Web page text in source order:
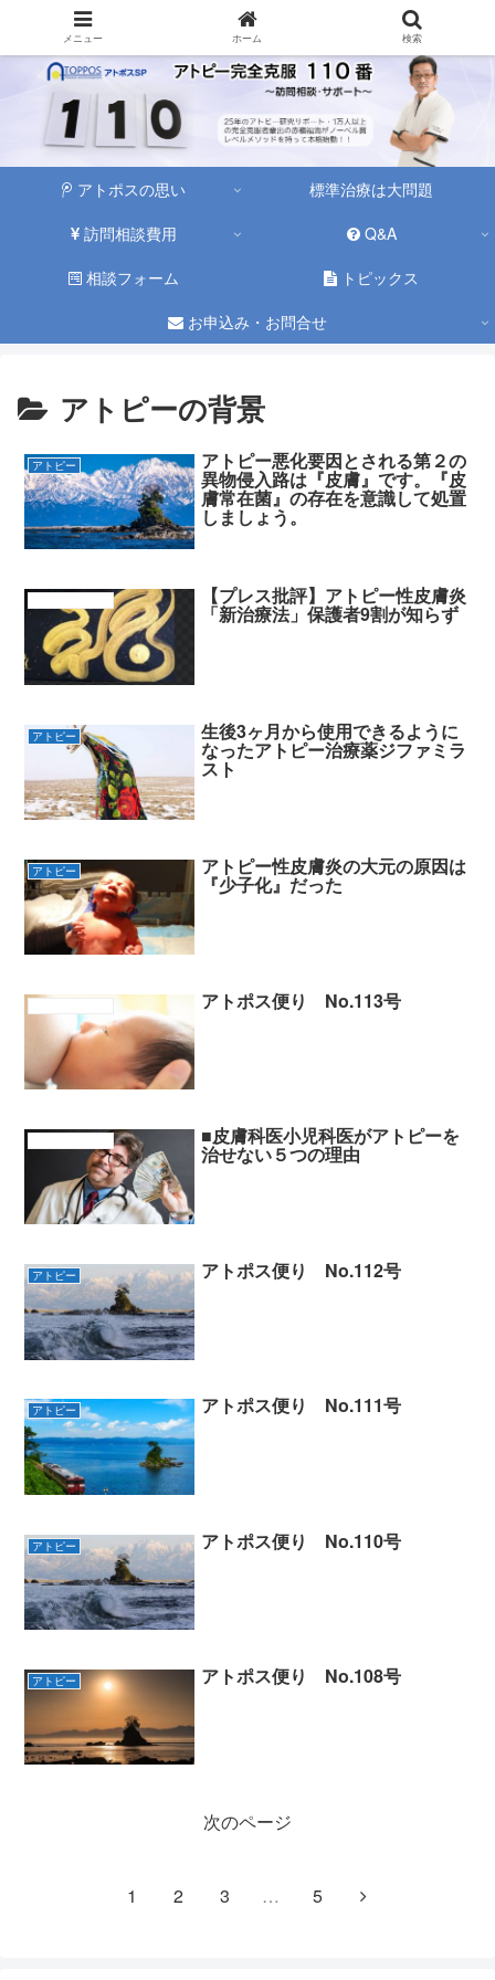
アトポスの思い
標準治療は大問題
訪問相談費用
Q&A
相談フォーム
トピックス
お申込み・お問合せ
アトピーの背景
アトピー アトピー悪化要因とされる第２の
異物侵入路は『皮膚』です。『皮
膚常在菌』の存在を意識して処置
しましょう。
【プレス批評】アトピー性皮膚炎
「新治療法」保護者9割が知らず
アトピー 生後3ヶ月から使用できるように
なったアトピー治療薬ジファミラ
スト
アトピー アトピー性皮膚炎の大元の原因は
『少子化』だった
アトポス便り No.113号
■皮膚科医小児科医がアトピーを
治せない５つの理由
アトピー アトポス便り No.112号
アトピー アトポス便り No.111号
アトピー アトポス便り No.110号
アトピー アトポス便り No.108号
次のページ
1 2 3 … 5
メニュー ホーム 検索